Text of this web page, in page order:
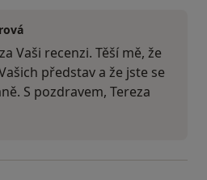
Vaši recenzi. Těší mě, že
představ a že jste se
S pozdravem, Tereza